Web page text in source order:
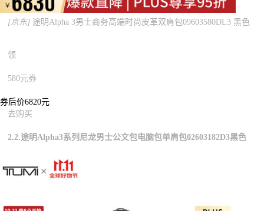
[京东] 途明Alpha 3男士商务高端时尚皮革双肩包09603580DL3 黑色
领
580元券
券后价6820元
去购买
2.2.途明Alpha3系列尼龙男士公文包电脑包单肩包02603182D3黑色